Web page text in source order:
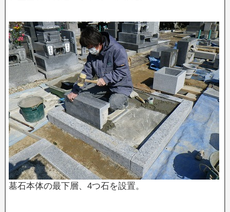
墓石本体の最下層、4つ石を設置。